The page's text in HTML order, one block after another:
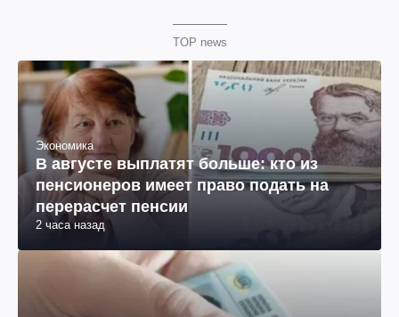
TOP news
Экономика
В августе выплатят больше: кто из
пенсионеров имеет право подать на
перерасчет пенсии
2 часа назад